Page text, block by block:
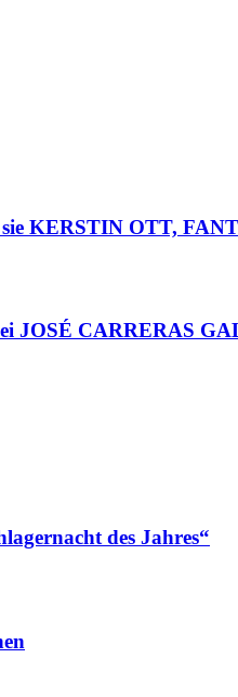
KERSTIN OTT,
JOSÉ CARRERAS
des Jahres“